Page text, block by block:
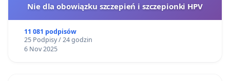
Nie dla obowiązku szczepień i szczepionki HPV
11 081 podpisów
25 Podpisy / 24 godzin
6 Nov 2025